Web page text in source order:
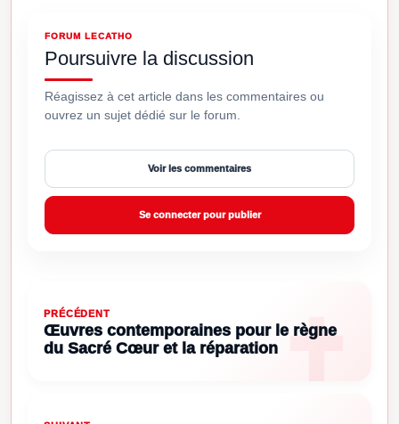
FORUM LECATHO
Poursuivre la discussion
Réagissez à cet article dans les commentaires ou
ouvrez un sujet dédié sur le forum.
Voir les commentaires
Se connecter pour publier
PRÉCÉDENT
Œuvres contemporaines pour le règne
du Sacré Cœur et la réparation